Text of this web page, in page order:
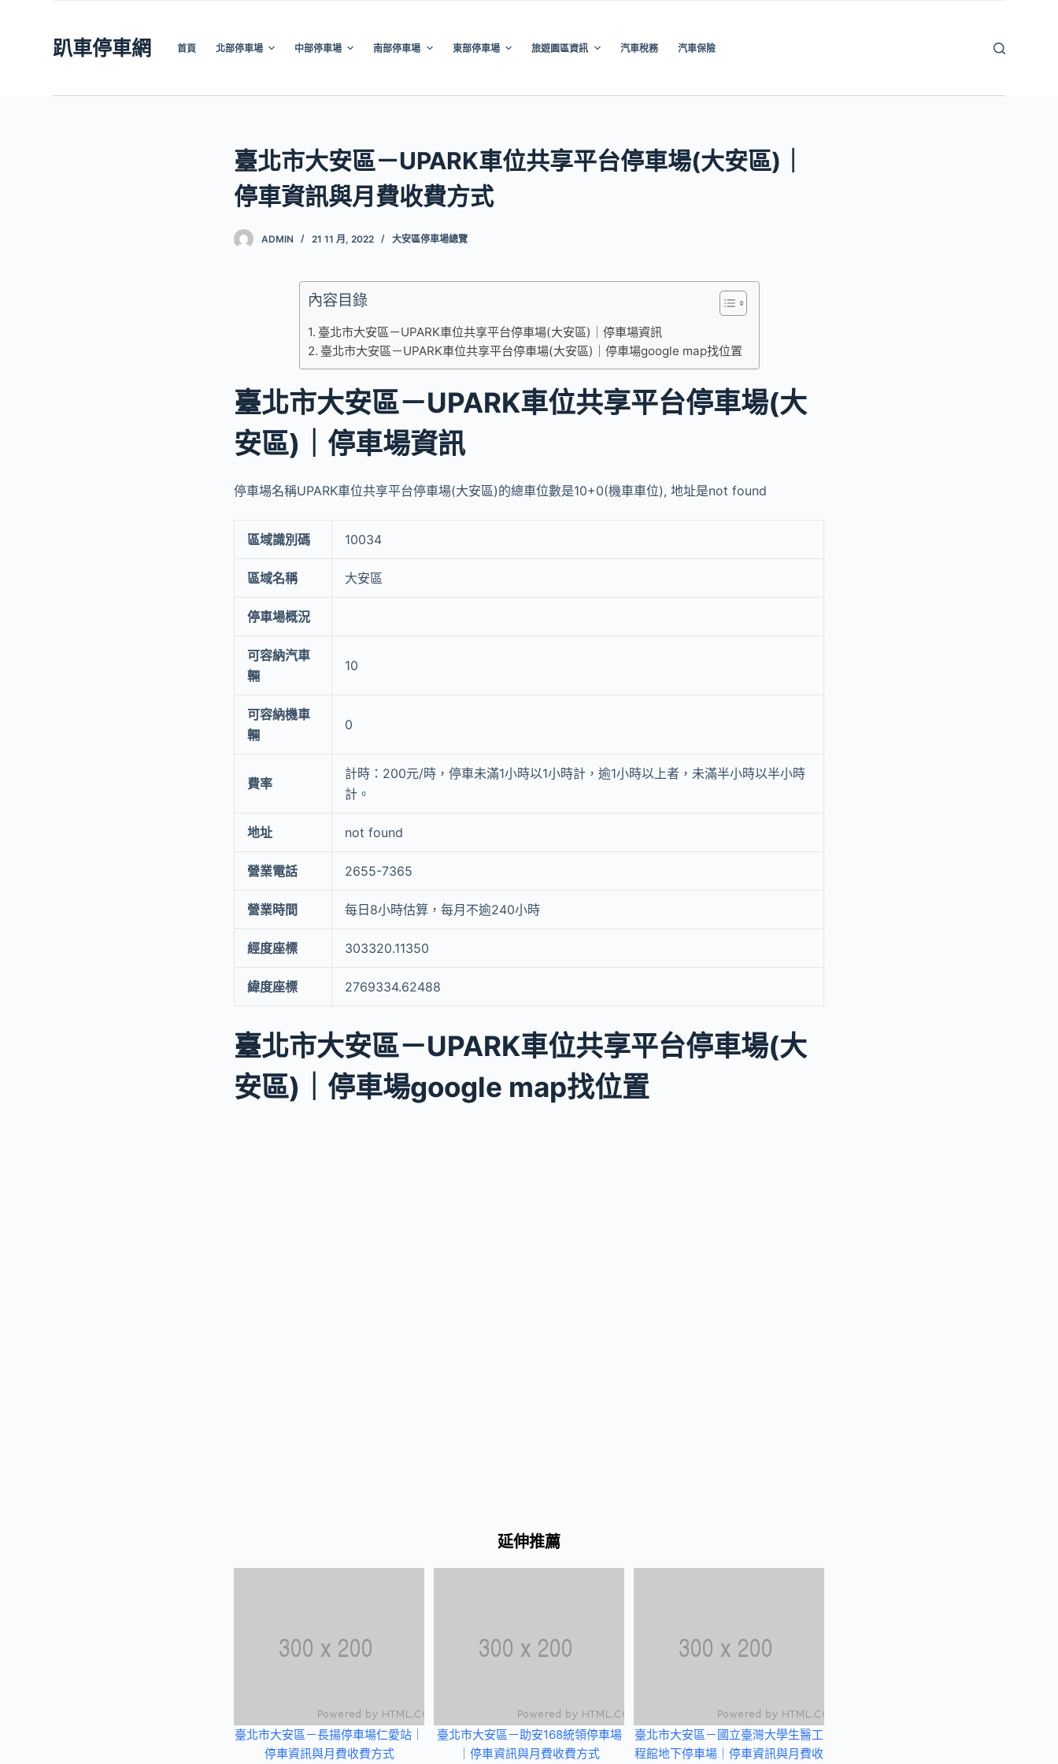
趴車停車網 首頁 北部停車場 中部停車場 南部停車場 東部停車場 旅遊園區資訊 汽車稅務 汽車保險
臺北市大安區－UPARK車位共享平台停車場(大安區)｜
停車資訊與月費收費方式
ADMIN 21 11 月, 2022 大安區停車場總覽
內容目錄
臺北市大安區－UPARK車位共享平台停車場(大安區)｜停車場資訊
臺北市大安區－UPARK車位共享平台停車場(大安區)｜停車場google map找位置
臺北市大安區－UPARK車位共享平台停車場(大
安區)｜停車場資訊
停車場名稱UPARK車位共享平台停車場(大安區)的總車位數是10+0(機車車位), 地址是not found
區域識別碼 10034
區域名稱 大安區
停車場概況
可容納汽車
輛
10
可容納機車
輛
0
費率
計時：200元/時，停車未滿1小時以1小時計，逾1小時以上者，未滿半小時以半小時
計。
地址 not found
營業電話 2655-7365
營業時間 每日8小時估算，每月不逾240小時
經度座標 303320.11350
緯度座標 2769334.62488
臺北市大安區－UPARK車位共享平台停車場(大
安區)｜停車場google map找位置
延伸推薦
臺北市大安區－長揚停車場仁愛站｜
停車資訊與月費收費方式
臺北市大安區－助安168統領停車場
｜停車資訊與月費收費方式
臺北市大安區－國立臺灣大學生醫工
程館地下停車場｜停車資訊與月費收